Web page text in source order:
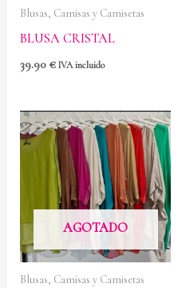
Blusas, Camisas y Camisetas
BLUSA CRISTAL
39.90 € IVA incluido
AGOTADO
Blusas, Camisas y Camisetas